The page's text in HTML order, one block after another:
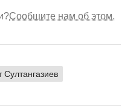
Сообщите нам об этом.
Султангазиев